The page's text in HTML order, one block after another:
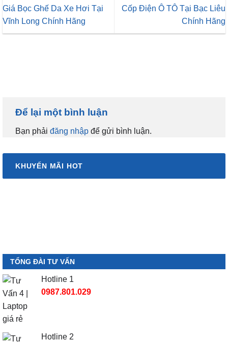
Giá Bọc Ghế Da Xe Hơi Tại
Vĩnh Long Chính Hãng
Cốp Điện Ô TÔ Tại Bạc Liêu
Chính Hãng
Để lại một bình luận
Bạn phải đăng nhập để gửi bình luận.
KHUYẾN MÃI HOT
TỔNG ĐÀI TƯ VẤN
Hotline 1
0987.801.029
Hotline 2